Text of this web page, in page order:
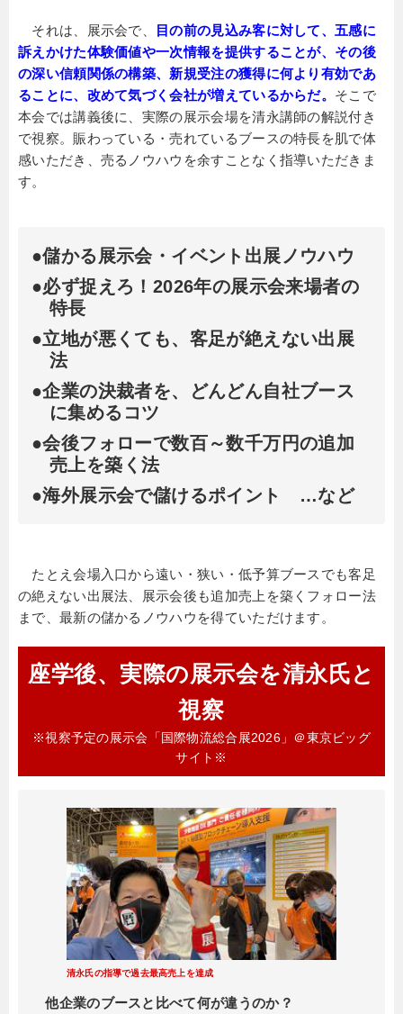
それは、展示会で、
目の前の見込み客に対して、五感に
訴えかけた体験価値や一次情報を提供することが、その後
の深い信頼関係の構築、新規受注の獲得に何より有効であ
ることに、改めて気づく会社が増えているからだ。 そこで
本会では講義後に、実際の展示会場を清永講師の解説付き
で視察。賑わっている・売れているブースの特長を肌で体
感いただき、売るノウハウを余すことなく指導いただきま
す。
●儲かる展示会・イベント出展ノウハウ
●必ず捉えろ！2026年の展示会来場者の
特長
●立地が悪くても、客足が絶えない出展
法
●企業の決裁者を、どんどん自社ブース
に集めるコツ
●会後フォローで数百～数千万円の追加
売上を築く法
●海外展示会で儲けるポイント …など
たとえ会場入口から遠い・狭い・低予算ブースでも客足
の絶えない出展法、展示会後も追加売上を築くフォロー法
まで、最新の儲かるノウハウを得ていただけます。
座学後、実際の展示会を清永氏と
視察
※視察予定の展示会「国際物流総合展2026」＠東京ビッグ
サイト※
清永氏の指導で過去最高売上を達成
他企業のブースと比べて何が違うのか？